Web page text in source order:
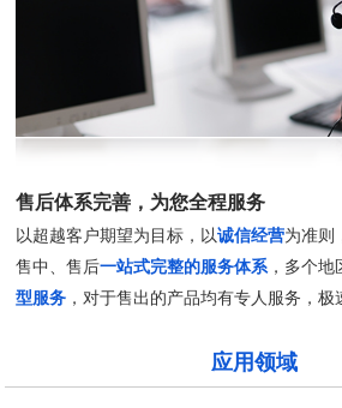
售后体系完善，为您全程服务
以超越客户期望为目标，以诚信经营为准则
售中、售后一站式完整的服务体系，多个地
型服务 ，对于售出的产品均有专人服务，极
应用领域